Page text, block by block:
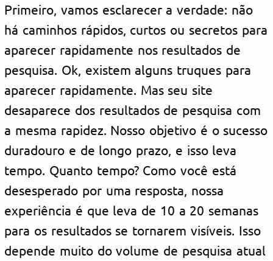
Primeiro, vamos esclarecer a verdade: não
há caminhos rápidos, curtos ou secretos para
aparecer rapidamente nos resultados de
pesquisa. Ok, existem alguns truques para
aparecer rapidamente. Mas seu site
desaparece dos resultados de pesquisa com
a mesma rapidez. Nosso objetivo é o sucesso
duradouro e de longo prazo, e isso leva
tempo. Quanto tempo? Como você está
desesperado por uma resposta, nossa
experiência é que leva de 10 a 20 semanas
para os resultados se tornarem visíveis. Isso
depende muito do volume de pesquisa atual